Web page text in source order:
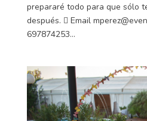
prepararé todo para que sólo
después.  Email
697874253...